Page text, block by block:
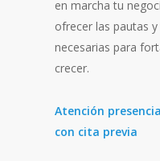
en marcha tu
ofrecer las pautas
necesarias para
crecer.
Atención
con cita previa